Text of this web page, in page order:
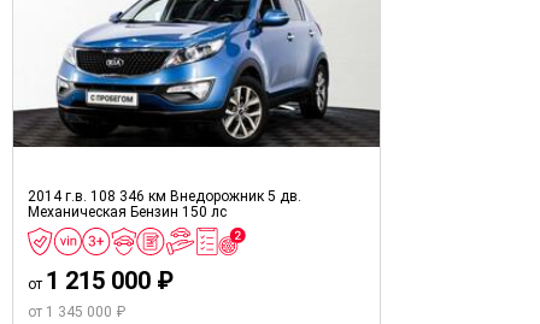
2014 г.в. 108 346 км Внедорожник 5 дв.
Механическая Бензин 150 лс
от 1 215 000 ₽
от 1 345 000 ₽